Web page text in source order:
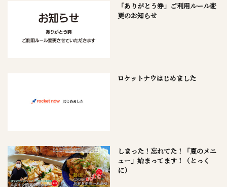
「ありがとう券」ご利用ルール変
更のお知らせ
ロケットナウはじめました
しまった！忘れてた！「夏のメニ
ュー」始まってます！（とっく
に）